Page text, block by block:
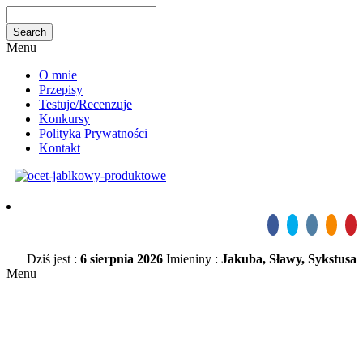
Menu
O mnie
Przepisy
Testuje/Recenzuje
Konkursy
Polityka Prywatności
Kontakt
Dziś jest : 6 sierpnia 2026 Imieniny : Jakuba, Sławy, Sykstusa
Menu